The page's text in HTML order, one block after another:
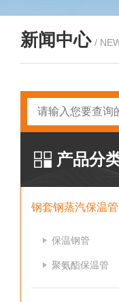
新闻中心 /
产品分
钢套钢蒸汽保温管
保温钢管
聚氨酯保温管